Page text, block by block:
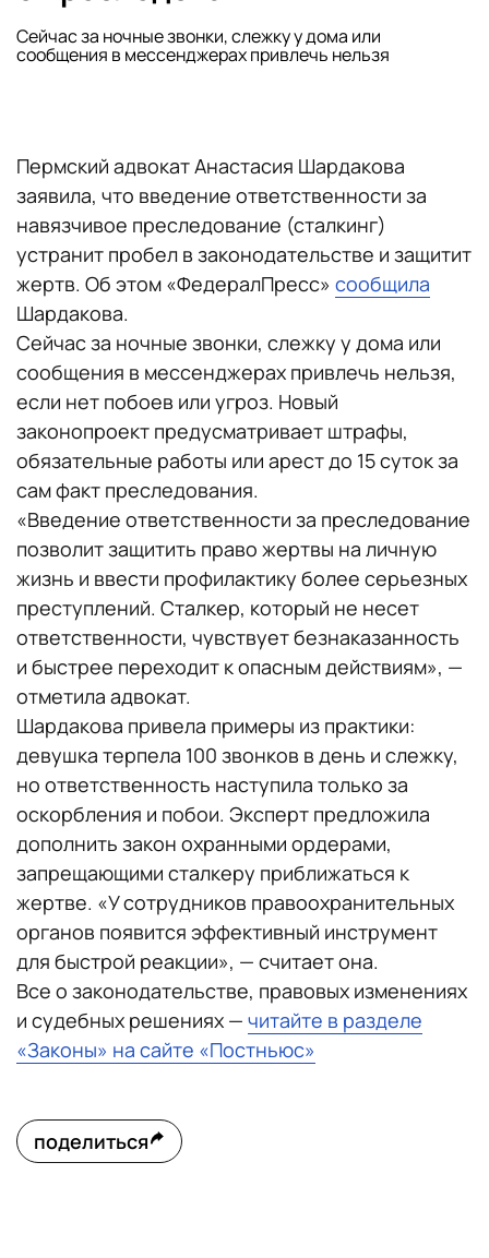
Сейчас за ночные звонки, слежку у дома или
сообщения в мессенджерах привлечь нельзя
Пермский адвокат Анастасия Шардакова
заявила, что введение ответственности за
навязчивое преследование (сталкинг)
устранит пробел в законодательстве и защитит
жертв. Об этом «ФедералПресс» сообщила
Шардакова.
Сейчас за ночные звонки, слежку у дома или
сообщения в мессенджерах привлечь нельзя,
если нет побоев или угроз. Новый
законопроект предусматривает штрафы,
обязательные работы или арест до 15 суток за
сам факт преследования.
«Введение ответственности за преследование
позволит защитить право жертвы на личную
жизнь и ввести профилактику более серьезных
преступлений. Сталкер, который не несет
ответственности, чувствует безнаказанность
и быстрее переходит к опасным действиям», —
отметила адвокат.
Шардакова привела примеры из практики:
девушка терпела 100 звонков в день и слежку,
но ответственность наступила только за
оскорбления и побои. Эксперт предложила
дополнить закон охранными ордерами,
запрещающими сталкеру приближаться к
жертве. «У сотрудников правоохранительных
органов появится эффективный инструмент
для быстрой реакции», — считает она.
Все о законодательстве, правовых изменениях
и судебных решениях — читайте в разделе
«Законы» на сайте «Постньюс»
поделиться